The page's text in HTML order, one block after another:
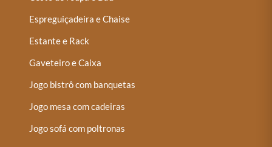
Espreguiçadeira e Chaise
Estante e Rack
Gaveteiro e Caixa
Jogo bistrô com banquetas
Jogo mesa com cadeiras
Jogo sofá com poltronas